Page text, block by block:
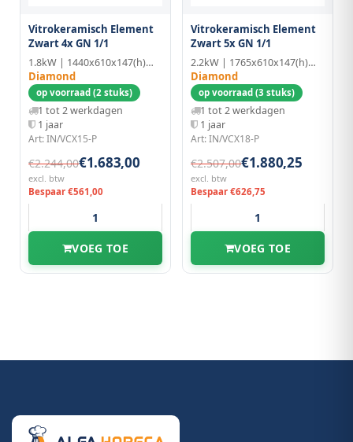
Vitrokeramisch Element
Zwart 4x GN 1/1
1.8kW | 1440x610x147(h)mm | 4x GN 1/1
Diamond
op voorraad (2 stuks)
1 tot 2 werkdagen
1 jaar
Art: IN/VCX15-P
€2.244,00€1.683,00
excl. btw
Bespaar €561,00
VOEG TOE
Vitrokeramisch Element
Zwart 5x GN 1/1
2.2kW | 1765x610x147(h)mm | 5x GN 1/1
Diamond
op voorraad (3 stuks)
1 tot 2 werkdagen
1 jaar
Art: IN/VCX18-P
€2.507,00€1.880,25
excl. btw
Bespaar €626,75
VOEG TOE